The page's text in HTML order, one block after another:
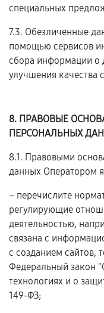
специальных
7.3. Обезличенные
помощью сервисов
сбора информации о
улучшения качества
8. ПРАВОВЫЕ
ПЕРСОНАЛЬНЫХ
8.1. Правовыми
данных Оператором
– перечислите
регулирующие
деятельностью,
связана с
с созданием сайтов,
Федеральный закон
технологиях и о
149-ФЗ;